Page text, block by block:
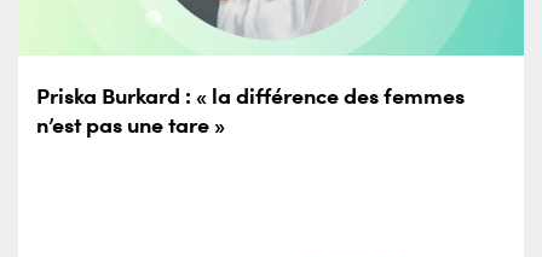
Priska Burkard : « la différence des femmes
n’est pas une tare »